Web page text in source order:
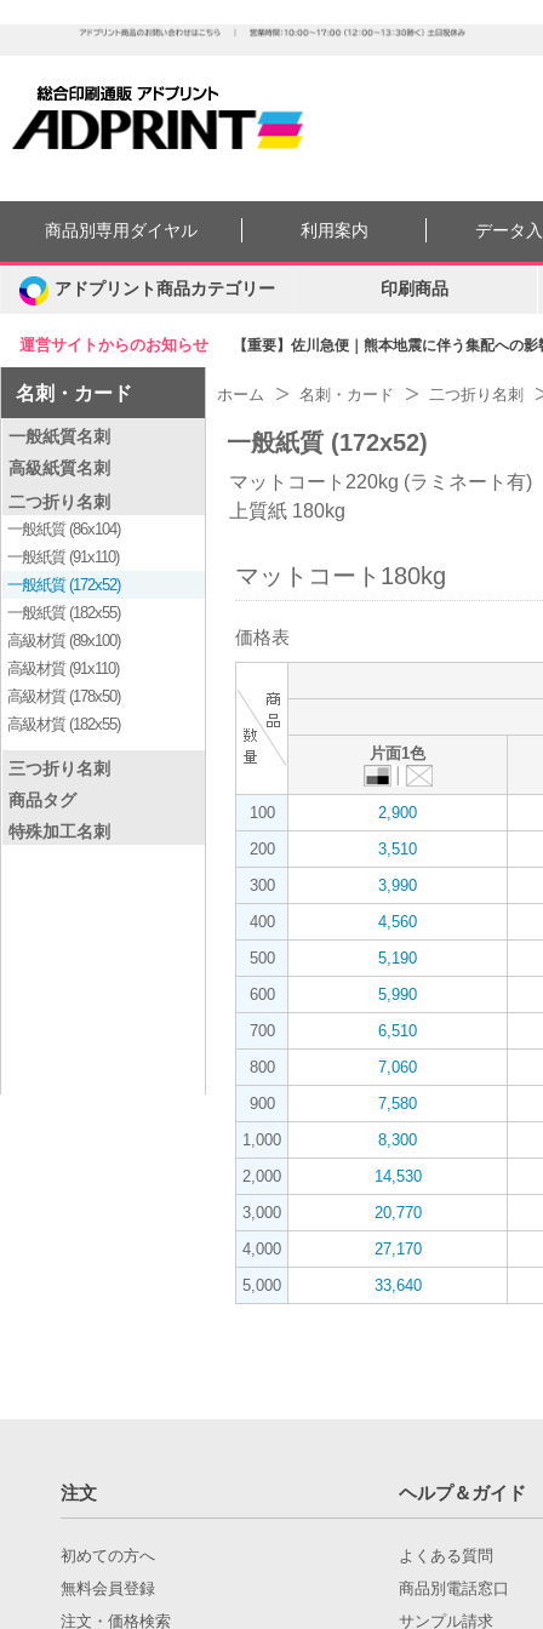
運営サイトからのお知らせ 【重要】佐川急便｜熊本地震に伴う集配への
商品別専用ダイヤル 利用案内 データ
アドプリント商品カテゴリー 印刷商品
名刺・カード
一般紙質名刺
高級紙質名刺
二つ折り名刺
一般紙質 (86x104)
一般紙質 (91x110)
一般紙質 (172x52)
一般紙質 (182x55)
高級材質 (89x100)
高級材質 (91x110)
高級材質 (178x50)
高級材質 (182x55)
三つ折り名刺
商品タグ
特殊加工名刺
ホーム 名刺・カード 二つ折り名刺
一般紙質 (172x52)
マットコート220kg (ラミネート有)
上質紙 180kg
マットコート180kg
価格表
片面1色
100
2,900
200
3,510
300
3,990
400
4,560
500
5,190
600
5,990
700
6,510
800
7,060
900
7,580
1,000
8,300
2,000
14,530
3,000
20,770
4,000
27,170
5,000
33,640
注文 ヘルプ＆ガイド
初めての方へ
無料会員登録
注文・価格検索
よくある質問
商品別電話窓口
サンプル請求